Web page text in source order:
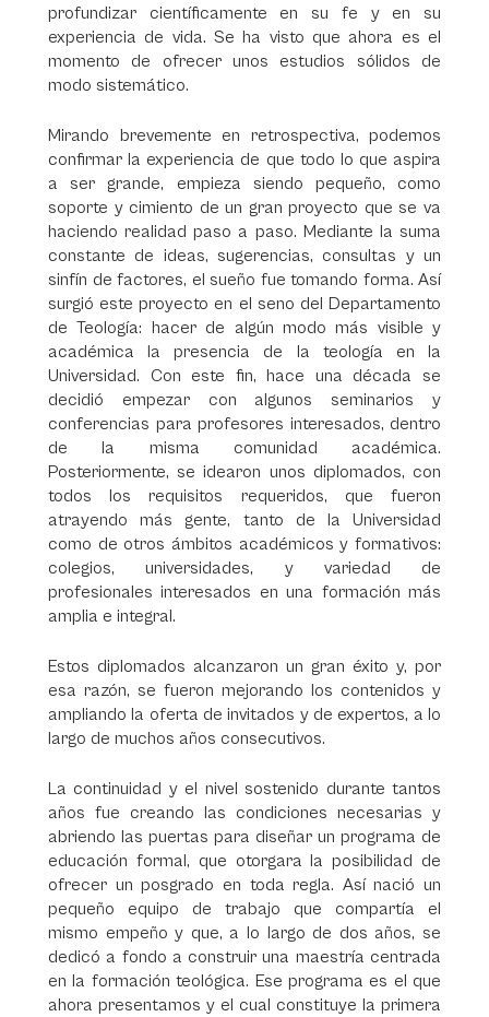
profundizar científicamente en su fe y en su
experiencia de vida. Se ha visto que ahora es el
momento de ofrecer unos estudios sólidos de
modo sistemático.
Mirando brevemente en retrospectiva, podemos
confirmar la experiencia de que todo lo que aspira
a ser grande, empieza siendo pequeño, como
soporte y cimiento de un gran proyecto que se va
haciendo realidad paso a paso. Mediante la suma
constante de ideas, sugerencias, consultas y un
sinfín de factores, el sueño fue tomando forma. Así
surgió este proyecto en el seno del Departamento
de Teología: hacer de algún modo más visible y
académica la presencia de la teología en la
Universidad. Con este fin, hace una década se
decidió empezar con algunos seminarios y
conferencias para profesores interesados, dentro
de la misma comunidad académica.
Posteriormente, se idearon unos diplomados, con
todos los requisitos requeridos, que fueron
atrayendo más gente, tanto de la Universidad
como de otros ámbitos académicos y formativos:
colegios, universidades, y variedad de
profesionales interesados en una formación más
amplia e integral.
Estos diplomados alcanzaron un gran éxito y, por
esa razón, se fueron mejorando los contenidos y
ampliando la oferta de invitados y de expertos, a lo
largo de muchos años consecutivos.
La continuidad y el nivel sostenido durante tantos
años fue creando las condiciones necesarias y
abriendo las puertas para diseñar un programa de
educación formal, que otorgara la posibilidad de
ofrecer un posgrado en toda regla. Así nació un
pequeño equipo de trabajo que compartía el
mismo empeño y que, a lo largo de dos años, se
dedicó a fondo a construir una maestría centrada
en la formación teológica. Ese programa es el que
ahora presentamos y el cual constituye la primera